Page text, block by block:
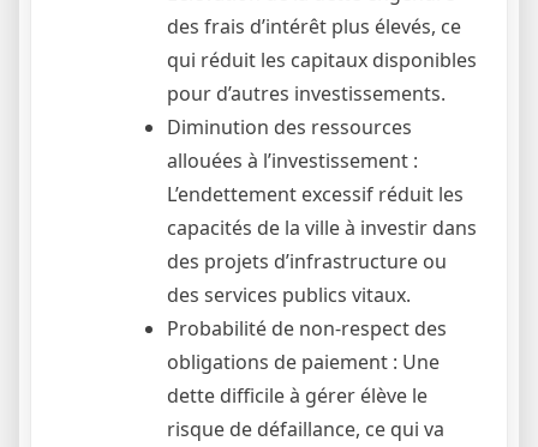
des frais d’intérêt plus élevés, ce
qui réduit les capitaux disponibles
pour d’autres investissements.
Diminution des ressources
allouées à l’investissement :
L’endettement excessif réduit les
capacités de la ville à investir dans
des projets d’infrastructure ou
des services publics vitaux.
Probabilité de non-respect des
obligations de paiement : Une
dette difficile à gérer élève le
risque de défaillance, ce qui va